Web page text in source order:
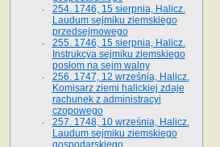
254. 1746, 15 sierpnia, Halicz.
Laudum sejmiku ziemskiego
przedsejmowego
255. 1746, 15 sierpnia, Halicz.
Instrukcya sejmiku ziemskiego
posłom na sejm walny
256. 1747, 12 września, Halicz.
Komisarz ziemi halickiej zdaje
rachunek z administracyi
czopowego
257. 1748, 10 września, Halicz.
Laudum sejmiku ziemskiego
gospodarskiego